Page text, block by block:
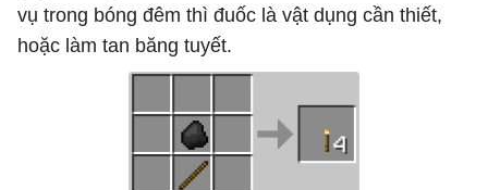
vụ trong bóng đêm thì đuốc là vật dụng cần thiết,
hoặc làm tan băng tuyết.